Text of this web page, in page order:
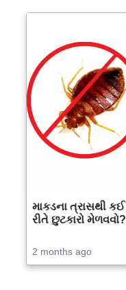
માકડના ત્રાસથી કઈ
રીતે છુટકારો મેળવવો?
2 months ago